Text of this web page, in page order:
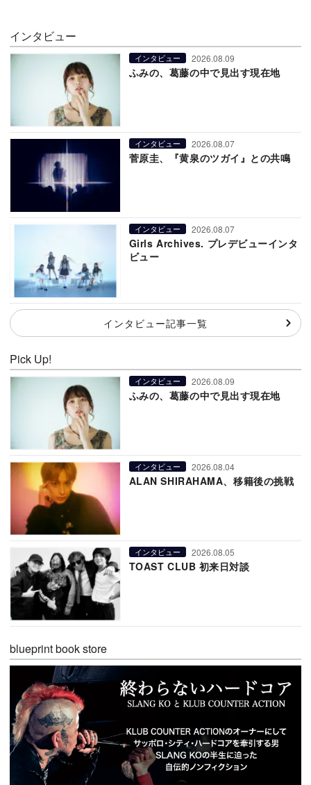
インタビュー
インタビュー 2026.08.09
ふみの、葛藤の中で見出す現在地
インタビュー 2026.08.07
菅原圭、『黄泉のツガイ』との共鳴
インタビュー 2026.08.07
Girls Archives. プレデビューインタ
ビュー
インタビュー記事一覧
Pick Up!
インタビュー 2026.08.09
ふみの、葛藤の中で見出す現在地
インタビュー 2026.08.04
ALAN SHIRAHAMA、移籍後の挑戦
インタビュー 2026.08.05
TOAST CLUB 初来日対談
blueprint book store